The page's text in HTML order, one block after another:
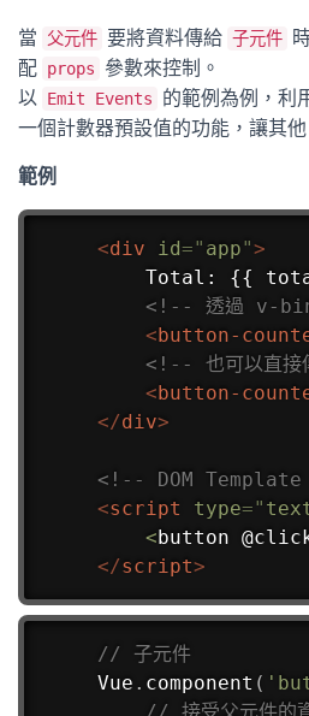
當 父元件 要將資料傳給 子元件
配 props
參數來控制。
以
Emit Events 的範例為例，利
一個計數器預設值的功能，讓其他
範例
<div id=" app">
Total: {{
<!-- 透過 v-
<button-
<!-- 也可以直
<button-
</div>
<!-- DOM
<script type="
<button
</script>
// 子元件
Vue . component (